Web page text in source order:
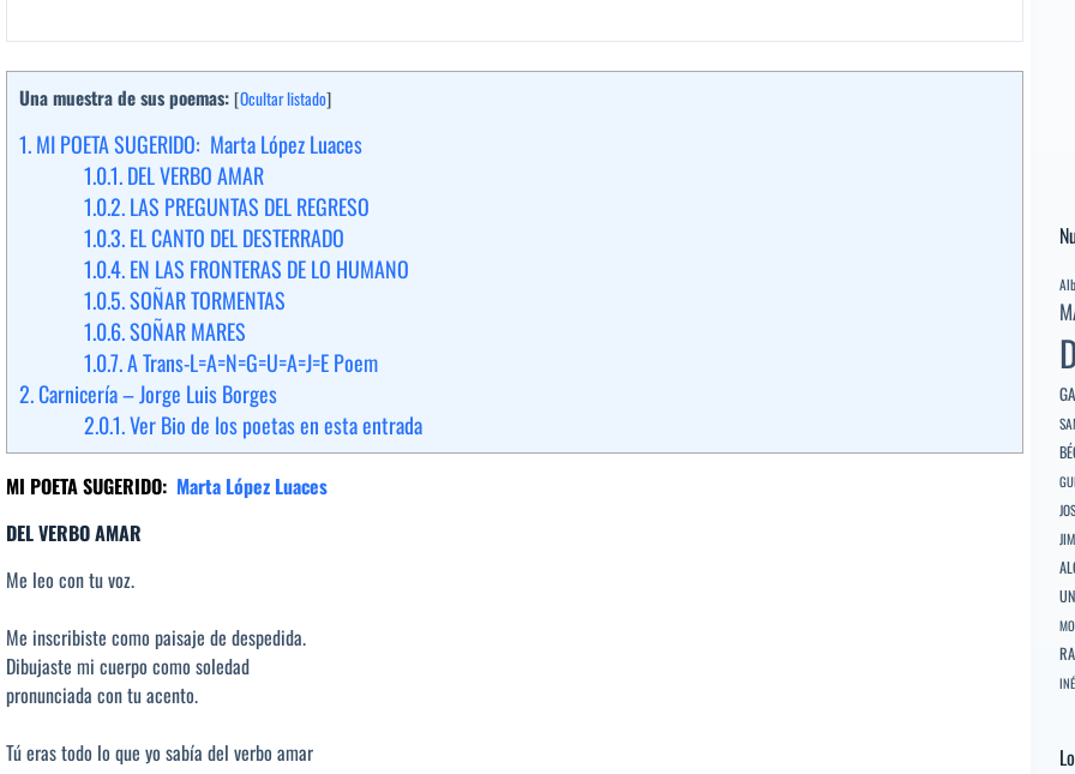
Una muestra de sus poemas: [Ocultar listado]
1.MI POETA SUGERIDO: Marta López Luaces
1.0.1.DEL VERBO AMAR
1.0.2.LAS PREGUNTAS DEL REGRESO
1.0.3.EL CANTO DEL DESTERRADO
1.0.4.EN LAS FRONTERAS DE LO HUMANO
1.0.5.SOÑAR TORMENTAS
1.0.6.SOÑAR MARES
1.0.7.A Trans-L=A=N=G=U=A=J=E Poem
2.Carnicería – Jorge Luis Borges
2.0.1.Ver Bio de los poetas en esta entrada
MI POETA SUGERIDO: Marta López Luaces
DEL VERBO AMAR
Me leo con tu voz.
Me inscribiste como paisaje de despedida.
Dibujaste mi cuerpo como soledad
pronunciada con tu acento.
Tú eras todo lo que yo sabía del verbo amar